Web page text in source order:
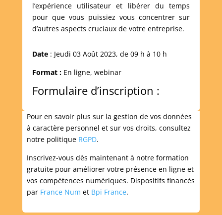
l’expérience utilisateur et libérer du temps
pour que vous puissiez vous concentrer sur
d’autres aspects cruciaux de votre entreprise.
Date: Jeudi 03 Août 2023, de 09 h à 10 h
Format :En ligne, webinar
Formulaire d’inscription :
Pour en savoir plus sur la gestion de vos données
à caractère personnel et sur vos droits, consultez
notre politique RGPD.
Inscrivez-vous dès maintenant à notre formation
gratuite pour améliorer votre présence en ligne et
vos compétences numériques. Dispositifs financés
par France Num et Bpi France.